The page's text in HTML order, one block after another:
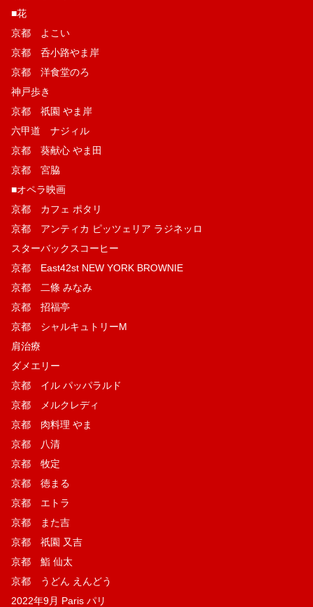
■花
京都 よこい
京都 呑小路やま岸
京都 洋食堂のろ
神戸歩き
京都 祇園 やま岸
六甲道 ナジィル
京都 葵献心 やま田
京都 宮脇
■オペラ映画
京都 カフェ ポタリ
京都 アンティカ ピッツェリア ラジネッロ
スターバックスコーヒー
京都 East42st NEW YORK BROWNIE
京都 二條 みなみ
京都 招福亭
京都 シャルキュトリーM
肩治療
ダメエリー
京都 イル パッパラルド
京都 メルクレディ
京都 肉料理 やま
京都 八清
京都 牧定
京都 徳まる
京都 エトラ
京都 また吉
京都 祇園 又吉
京都 鮨 仙太
京都 うどん えんどう
2022年9月 Paris パリ